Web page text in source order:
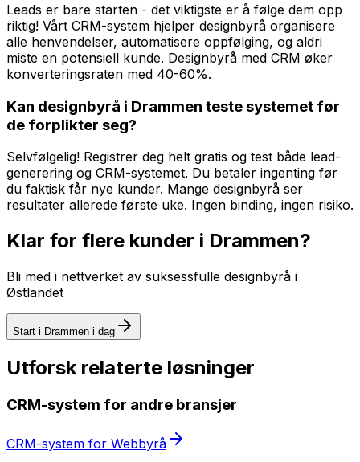
Leads er bare starten - det viktigste er å følge dem opp
riktig! Vårt CRM-system hjelper designbyrå organisere
alle henvendelser, automatisere oppfølging, og aldri
miste en potensiell kunde. Designbyrå med CRM øker
konverteringsraten med 40-60%.
Kan designbyrå i Drammen teste systemet før
de forplikter seg?
Selvfølgelig! Registrer deg helt gratis og test både lead-
generering og CRM-systemet. Du betaler ingenting før
du faktisk får nye kunder. Mange designbyrå ser
resultater allerede første uke. Ingen binding, ingen risiko.
Klar for flere kunder i Drammen?
Bli med i nettverket av suksessfulle designbyrå i
Østlandet
Start i Drammen i dag
Utforsk relaterte løsninger
CRM-system for andre bransjer
CRM-system for Webbyrå